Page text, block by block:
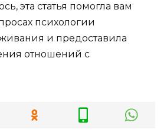
эта статья помогла вам
психологии
и предоставила
отношений с